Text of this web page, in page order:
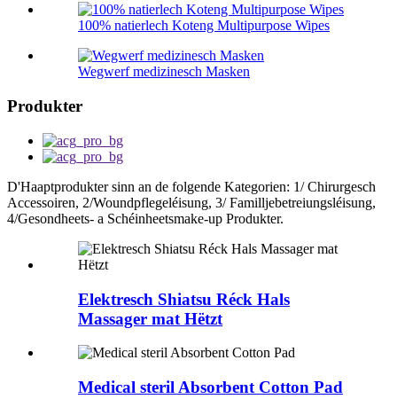
100% natierlech Koteng Multipurpose Wipes
Wegwerf medizinesch Masken
Produkter
D'Haaptprodukter sinn an de folgende Kategorien: 1/ Chirurgesch
Accessoiren, 2/Woundpflegeléisung, 3/ Familljebetreiungsléisung,
4/Gesondheets- a Schéinheetsmake-up Produkter.
Elektresch Shiatsu Réck Hals
Massager mat Hëtzt
Medical steril Absorbent Cotton Pad